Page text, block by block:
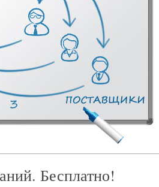
Бесплатно!